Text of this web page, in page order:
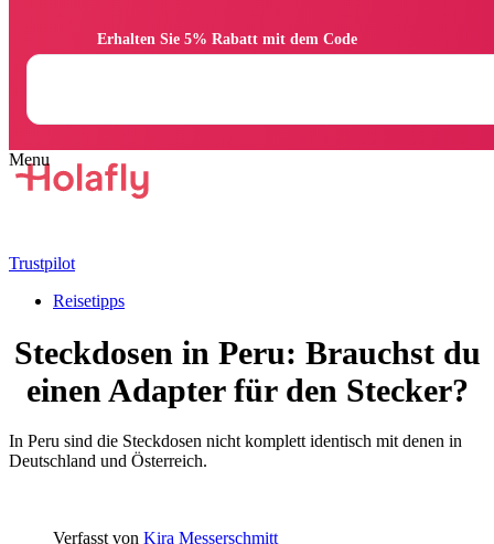
Trustpilot
Reisetipps
Steckdosen in Peru: Brauchst du
einen Adapter für den Stecker?
In Peru sind die Steckdosen nicht komplett identisch mit denen in
Deutschland und Österreich.
Verfasst von Kira Messerschmitt